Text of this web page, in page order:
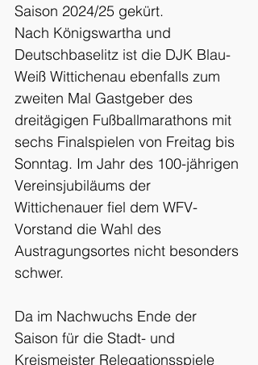
Saison 2024/25 gekürt.
Nach Königswartha und
Deutschbaselitz ist die DJK Blau-
Weiß Wittichenau ebenfalls zum
zweiten Mal Gastgeber des
dreitägigen Fußballmarathons mit
sechs Finalspielen von Freitag bis
Sonntag. Im Jahr des 100-jährigen
Vereinsjubiläums der
Wittichenauer fiel dem WFV-
Vorstand die Wahl des
Austragungsortes nicht besonders
schwer.
Da im Nachwuchs Ende der
Saison für die Stadt- und
Kreismeister Relegationsspiele